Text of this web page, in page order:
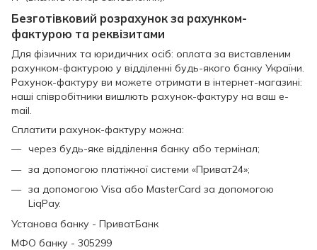
Безготівковий розрахунок за рахунком-
фактурою та реквізитами
Для фізичних та юридичних осіб: оплата за виставленим
рахунком-фактурою у відділенні будь-якого банку України.
Рахунок-фактуру ви можете отримати в інтернет-магазині:
наші співробітники вишлють рахунок-фактуру на ваш e-
mail.
Сплатити рахунок-фактуру можна:
через будь-яке відділення банку або термінал;
за допомогою платіжної системи «Приват24»;
за допомогою Visa або MasterCard за допомогою
LiqPay.
Установа банку - ПриватБанк
МФО банку - 305299